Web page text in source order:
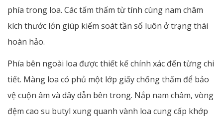
phía trong loa. Các tấm thấm từ tính cùng nam châm
kích thước lớn giúp kiểm soát tần số luôn ở trạng thái
hoàn hảo.
Phía bên ngoài loa được thiết kế chính xác đến từng chi
tiết. Màng loa có phủ một lớp giấy chống thấm để bảo
vệ cuộn âm và dây dẫn bên trong. Nắp nam châm, vòng
đệm cao su butyl xung quanh vành loa cung cấp khớp